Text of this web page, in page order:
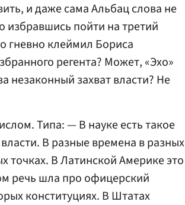
и даже сама Альбац слова не
избравшись пойти на третий
гневно клеймил Бориса
регента? Может, «Эхо»
незаконный захват власти? Не
Типа: — В науке есть такое
В разные времена в разных
точках. В Латинской Америке это
речь шла про офицерский
конституциях. В Штатах